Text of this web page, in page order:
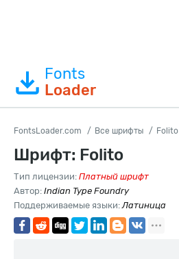
Fonts
Loader
FontsLoader.com Все шрифты Folito
Шрифт: Folito
Тип лицензии: Платный шрифт
Автор: Indian Type Foundry
Поддерживаемые языки:Латиница